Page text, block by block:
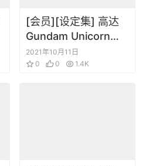
[会员][设定集] 高达
Gundam Unicorn
Re：0096 Mechanic
Complete Book
2021年10月11日
0
0 1.4K